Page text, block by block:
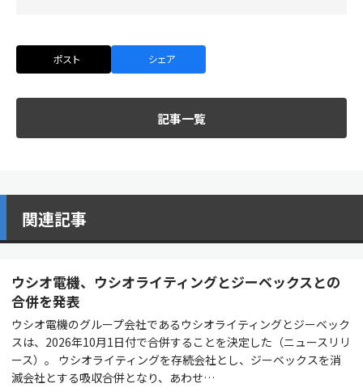
ポスト シェア
記事一覧
関連記事
ウシオ電機、ウシオライティングとジーベックスとの
合併を発表
ウシオ電機のグループ会社であるウシオライティングとジーベック
スは、2026年10月1日付で合併することを決定した（ニュースリリ
ース）。 ウシオライティングを存続会社とし、ジーベックスを消
滅会社とする吸収合併となり、あわせ…